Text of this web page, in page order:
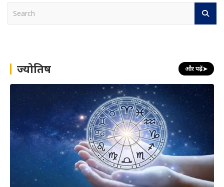
h ज्योतिष और पढ़ें➤